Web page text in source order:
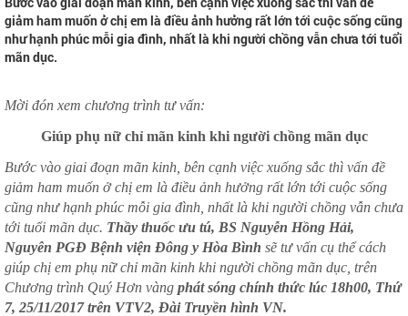
giảm ham muốn ở chị em là điều ảnh hưởng rất lớn tới cuộc sống cũng
như hạnh phúc mỗi gia đình, nhất là khi người chồng vẫn chưa tới tuổi
mãn dục.
Mời đón xem chương trình tư vấn:
Giúp phụ nữ chỉ mãn kinh khi người chồng mãn dục
Bước vào giai đoạn mãn kinh, bên cạnh việc xuống sắc thì vấn đề
giảm ham muốn ở chị em là điều ảnh hưởng rất lớn tới cuộc sống
cũng như hạnh phúc mỗi gia đình, nhất là khi người chồng vẫn chưa
tới tuổi mãn dục. Thầy thuốc ưu tú, BS Nguyễn Hồng Hải,
Nguyên PGĐ Bệnh viện Đông y Hòa Bình sẽ tư vấn cụ thể cách
giúp chị em phụ nữ chỉ mãn kinh khi người chồng mãn dục, trên
Chương trình Quý Hơn vàng phát sóng chính thức lúc 18h00, Thứ
7, 25/11/2017 trên VTV2, Đài Truyền hình VN.